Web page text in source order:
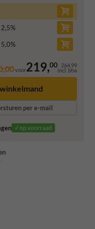
2,5%
5,0%
voor219,00 264,99
incl. btw
per e-mail
✓op voorraad